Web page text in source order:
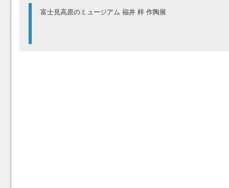
富士見高原のミュージアム 福井 梓 作陶展